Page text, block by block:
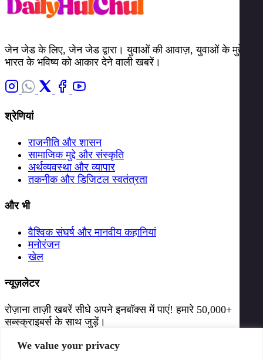
We value your privacy
जेन जेड के लिए, जेन जेड द्वारा। युवाओं की आवाज़, युवाओं के मुद्दे।
भारत के भविष्य को आकार देने वाली खबरें।
श्रेणियां
राजनीति और शासन
सामाजिक मुद्दे और संस्कृति
अर्थव्यवस्था और व्यापार
तकनीक और डिजिटल स्वतंत्रता
और भी
वैश्विक संघर्ष और मानवीय कहानियां
मनोरंजन
खेल
न्यूज़लेटर
रोज़ाना ताज़ी खबरें सीधे अपने इनबॉक्स में पाएं! हमारे 50,000+
सब्स्क्राइबर्स के साथ जुड़ें।
सब्स्क्राइब करें